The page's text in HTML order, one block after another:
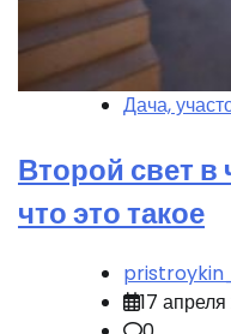
Дача,
Второй свет
что это такое
pristroykin_
17